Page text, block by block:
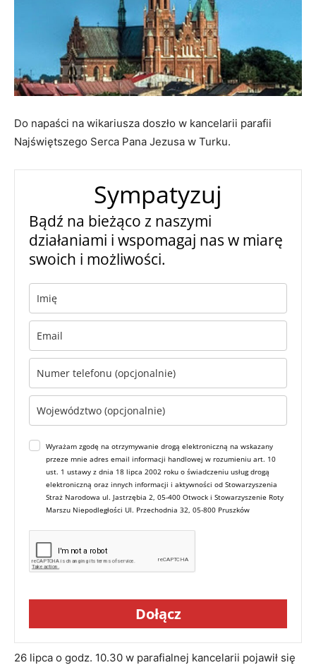
Do napaści na wikariusza doszło w kancelarii parafii
Najświętszego Serca Pana Jezusa w Turku.
Sympatyzuj
Bądź na bieżąco z naszymi
działaniami i wspomagaj nas w miarę
swoich i możliwości.
Wyrażam zgodę na otrzymywanie drogą elektroniczną na wskazany
przeze mnie adres email informacji handlowej w rozumieniu art. 10
ust. 1 ustawy z dnia 18 lipca 2002 roku o świadczeniu usług drogą
elektroniczną oraz innych informacji i aktywności od Stowarzyszenia
Straż Narodowa ul. Jastrzębia 2, 05-400 Otwock i Stowarzyszenie Roty
Marszu Niepodległości Ul. Przechodnia 32, 05-800 Pruszków
Dołącz
26 lipca o godz. 10.30 w parafialnej kancelarii pojawił się